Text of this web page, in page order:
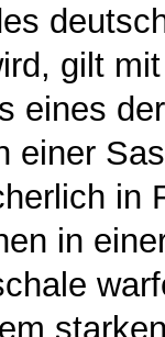
gilt
eines
einer
in
in